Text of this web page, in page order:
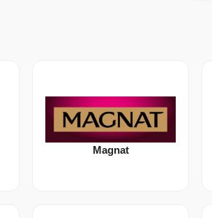
Magnat